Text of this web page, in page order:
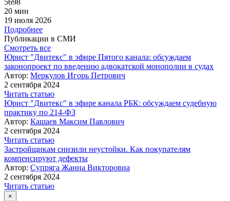
5698
20 мин
19 июля 2026
Подробнее
Публикации в СМИ
Смотреть все
Юрист "Двитекс" в эфире Пятого канала: обсуждаем
законопроект по введению адвокатской монополии в судах
Автор: Меркулов Игорь Петрович
2 сентября 2024
Читать статью
Юрист "Двитекс" в эфире канала РБК: обсуждаем судебную
практику по 214-ФЗ
Автор: Кашаев Максим Павлович
2 сентября 2024
Читать статью
Застройщикам снизили неустойки. Как покупателям
компенсируют дефекты
Автор: Супряга Жанна Викторовна
2 сентября 2024
Читать статью
×